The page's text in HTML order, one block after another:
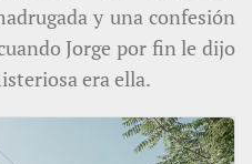
y una confesión
Jorge por fin le dijo
era ella.